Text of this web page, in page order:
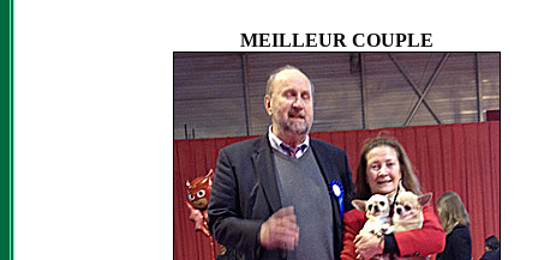
MEILLEUR COUPLE